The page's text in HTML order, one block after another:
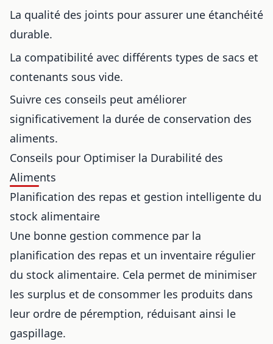
La qualité des joints pour assurer une étanchéité
durable.
La compatibilité avec différents types de sacs et
contenants sous vide.
Suivre ces conseils peut améliorer
significativement la durée de conservation des
aliments.
Conseils pour Optimiser la Durabilité des
Aliments
Planification des repas et gestion intelligente du
stock alimentaire
Une bonne gestion commence par la
planification des repas et un inventaire régulier
du stock alimentaire. Cela permet de minimiser
les surplus et de consommer les produits dans
leur ordre de péremption, réduisant ainsi le
gaspillage.